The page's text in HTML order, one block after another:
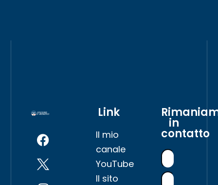
Link
Il mio
canale
YouTube
Il sito
in
contatto